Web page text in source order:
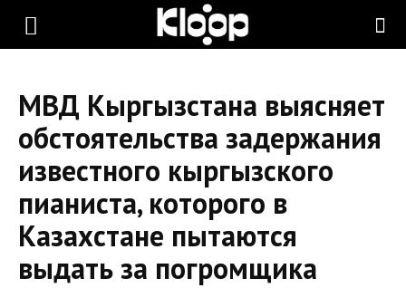
KLOOP.KG
Новости
Кыргызстана
МВД Кыргызстана выясняет
обстоятельства задержания
известного кыргызского
пианиста, которого в
Казахстане пытаются
выдать за погромщика